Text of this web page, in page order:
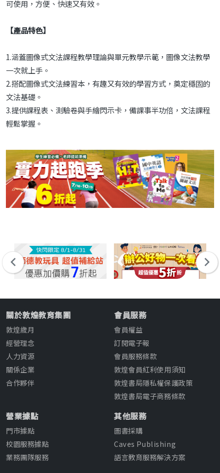
可使用，方便、快速又有效。
【產品特色】
1.涵蓋圖像式文法課程教學理論與單元教學示範，圖像文法教學
一次就上手。
2.搭配圖像式文法練習本，有趣又有效的學習方式，奠定穩固的
文法基礎。
3.提供課程表、測驗卷與手繪閃示卡，備課事半功倍，文法課程
輕鬆掌握。
關於敦煌教育集團
敦煌歲月
經營理念
人力資源
關係企業
合作夥伴
會員服務
會員權益
訂閱電子報
會員服務條款
敦煌會員紅利使用須知
敦煌書局隱私權保護政策
敦煌書局電子商務條款
營業據點
門市據點
校園服務據點
業務團隊服務
其他服務
圖書採購
Caves Publishing
語言教育服務解決方案